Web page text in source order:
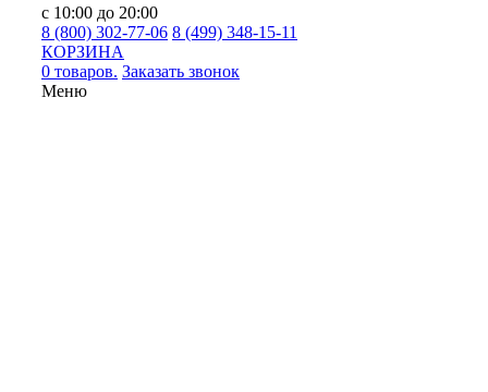
с 10:00 до 20:00
8 (800) 302-77-06 8 (499) 348-15-11
КОРЗИНА
0 товаров. Заказать звонок
Меню